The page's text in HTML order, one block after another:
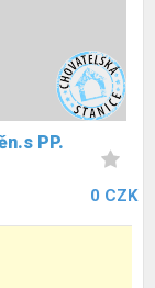
PP.
0 CZK